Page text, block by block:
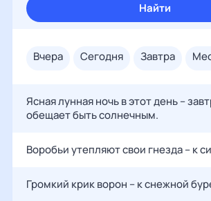
Найти
вчера сегодня завтра
Ясная лунная ночь в этот день –
обещает быть солнечным.
Воробьи утепляют свои гнезда – к
Громкий крик ворон – к снежной